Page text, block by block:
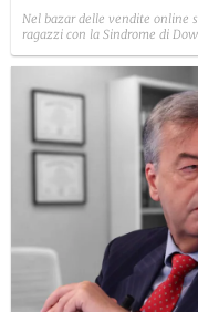
Nel bazar delle vendite online
ragazzi con la Sindrome di
profilo non c'è niente di reale.